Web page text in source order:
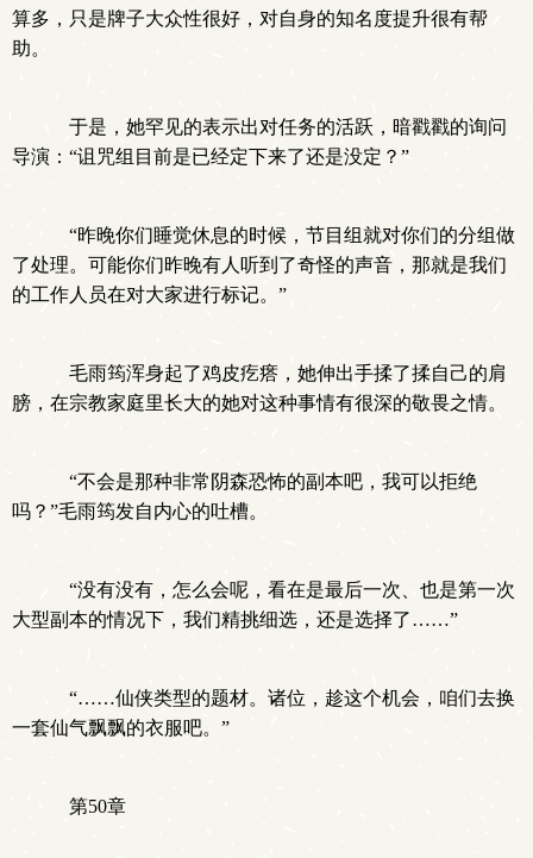
算多，只是牌子大众性很好，对自身的知名度提升很有帮
助。
于是，她罕见的表示出对任务的活跃，暗戳戳的询问
导演：“诅咒组目前是已经定下来了还是没定？”
“昨晚你们睡觉休息的时候，节目组就对你们的分组做
了处理。可能你们昨晚有人听到了奇怪的声音，那就是我们
的工作人员在对大家进行标记。”
毛雨筠浑身起了鸡皮疙瘩，她伸出手揉了揉自己的肩
膀，在宗教家庭里长大的她对这种事情有很深的敬畏之情。
“不会是那种非常阴森恐怖的副本吧，我可以拒绝
吗？”毛雨筠发自内心的吐槽。
“没有没有，怎么会呢，看在是最后一次、也是第一次
大型副本的情况下，我们精挑细选，还是选择了……”
“……仙侠类型的题材。诸位，趁这个机会，咱们去换
一套仙气飘飘的衣服吧。”
第50章